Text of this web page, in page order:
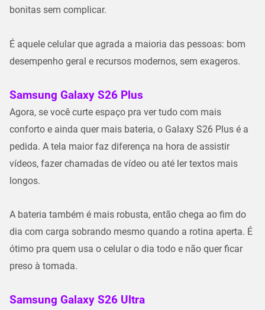
bonitas sem complicar.
É aquele celular que agrada a maioria das pessoas: bom
desempenho geral e recursos modernos, sem exageros.
Samsung Galaxy S26 Plus
Agora, se você curte espaço pra ver tudo com mais
conforto e ainda quer mais bateria, o Galaxy S26 Plus é a
pedida. A tela maior faz diferença na hora de assistir
vídeos, fazer chamadas de vídeo ou até ler textos mais
longos.
A bateria também é mais robusta, então chega ao fim do
dia com carga sobrando mesmo quando a rotina aperta. É
ótimo pra quem usa o celular o dia todo e não quer ficar
preso à tomada.
Samsung Galaxy S26 Ultra